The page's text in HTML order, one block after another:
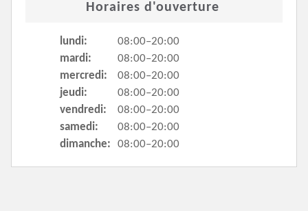
Horaires d'ouverture
lundi:
08:00–20:00
mardi:
08:00–20:00
mercredi:
08:00–20:00
jeudi:
08:00–20:00
vendredi:
08:00–20:00
samedi:
08:00–20:00
dimanche:
08:00–20:00